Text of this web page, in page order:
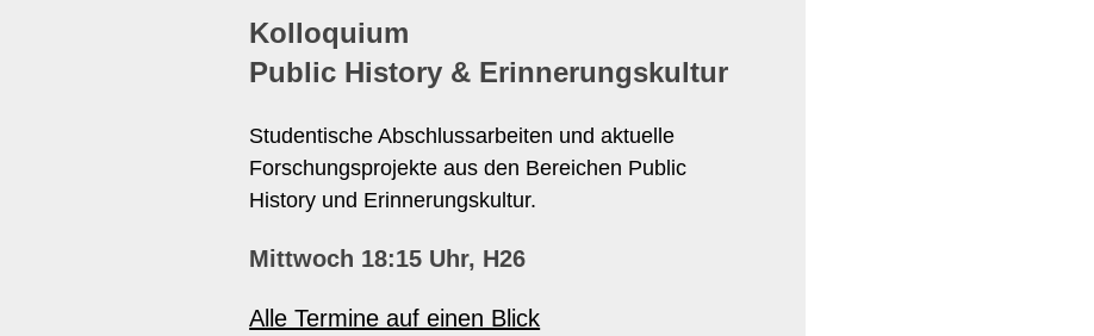
Kolloquium
Public History & Erinnerungskultur
Studentische Abschlussarbeiten und aktuelle
Forschungsprojekte aus den Bereichen Public
History und Erinnerungskultur.
Mittwoch 18:15 Uhr, H26
Alle Termine auf einen Blick